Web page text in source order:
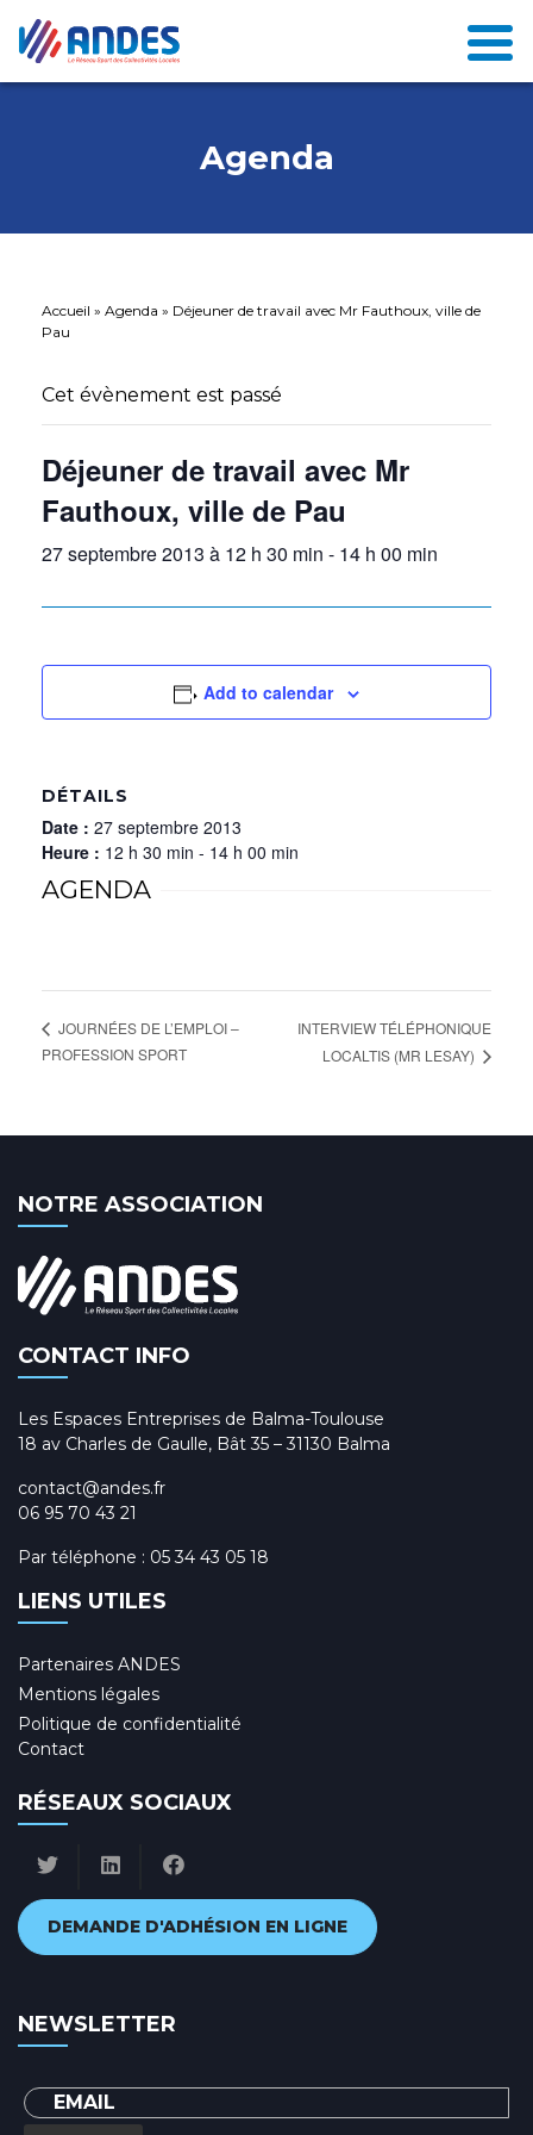
Agenda
Accueil » Agenda » Déjeuner de travail avec Mr Fauthoux, ville de
Pau
Cet évènement est passé
Déjeuner de travail avec Mr
Fauthoux, ville de Pau
27 septembre 2013 à 12 h 30 min - 14 h 00 min
Add to calendar
DÉTAILS
Date : 27 septembre 2013
Heure : 12 h 30 min - 14 h 00 min
AGENDA
JOURNÉES DE L’EMPLOI –
PROFESSION SPORT
INTERVIEW TÉLÉPHONIQUE
LOCALTIS (MR LESAY)
NOTRE ASSOCIATION
CONTACT INFO
Les Espaces Entreprises de Balma-Toulouse
18 av Charles de Gaulle, Bât 35 – 31130 Balma
contact@andes.fr
06 95 70 43 21
Par téléphone : 05 34 43 05 18
LIENS UTILES
Partenaires ANDES
Mentions légales
Politique de confidentialité
Contact
RÉSEAUX SOCIAUX
DEMANDE D'ADHÉSION EN LIGNE
NEWSLETTER